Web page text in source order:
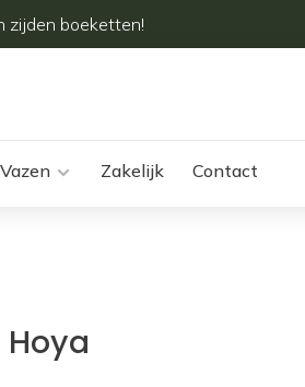
zijden boeketten!
Vazen Zakelijk Contact